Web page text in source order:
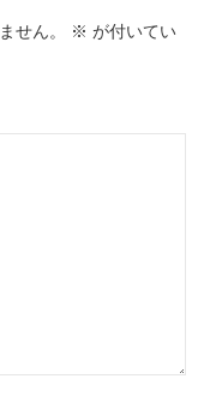
せん。 ※ が付いてい